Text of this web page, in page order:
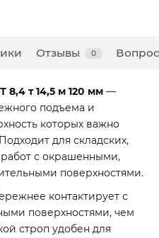
Отзывы 0
8,4 т 14,5 м 120 мм —
подъема и
которых важно
для складских,
с окрашенными,
поверхностями.
контактирует с
поверхностями, чем
строп удобен для